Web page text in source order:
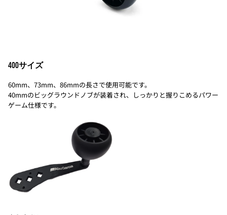
400サイズ
60mm、73mm、86mmの長さで使用可能です。
40mmのビッグラウンドノブが装着され、しっかりと握りこめるパワー
ゲーム仕様です。